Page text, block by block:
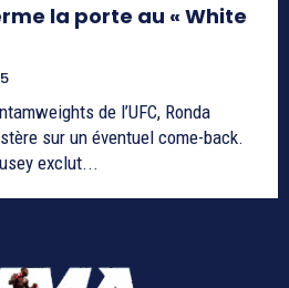
la porte au « White
de l’UFC, Ronda
sur un éventuel come-back.
Rousey exclut...